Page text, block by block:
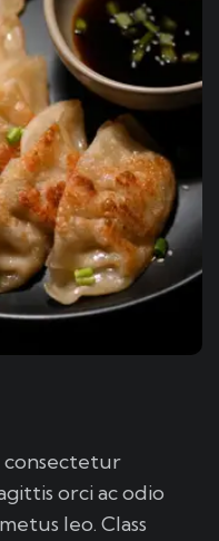
consectetur
orci ac odio
leo. Class